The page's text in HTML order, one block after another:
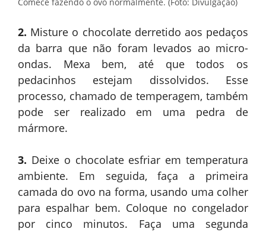
Comece fazendo o ovo normalmente. (Foto: Divulgação)
2. Misture o chocolate derretido aos pedaços
da barra que não foram levados ao micro-
ondas. Mexa bem, até que todos os
pedacinhos estejam dissolvidos. Esse
processo, chamado de temperagem, também
pode ser realizado em uma pedra de
mármore.
3. Deixe o chocolate esfriar em temperatura
ambiente. Em seguida, faça a primeira
camada do ovo na forma, usando uma colher
para espalhar bem. Coloque no congelador
por cinco minutos. Faça uma segunda